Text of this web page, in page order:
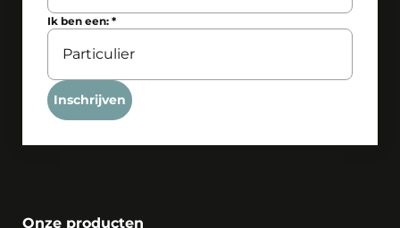
Ik ben een:*
Inschrijven
Onze producten